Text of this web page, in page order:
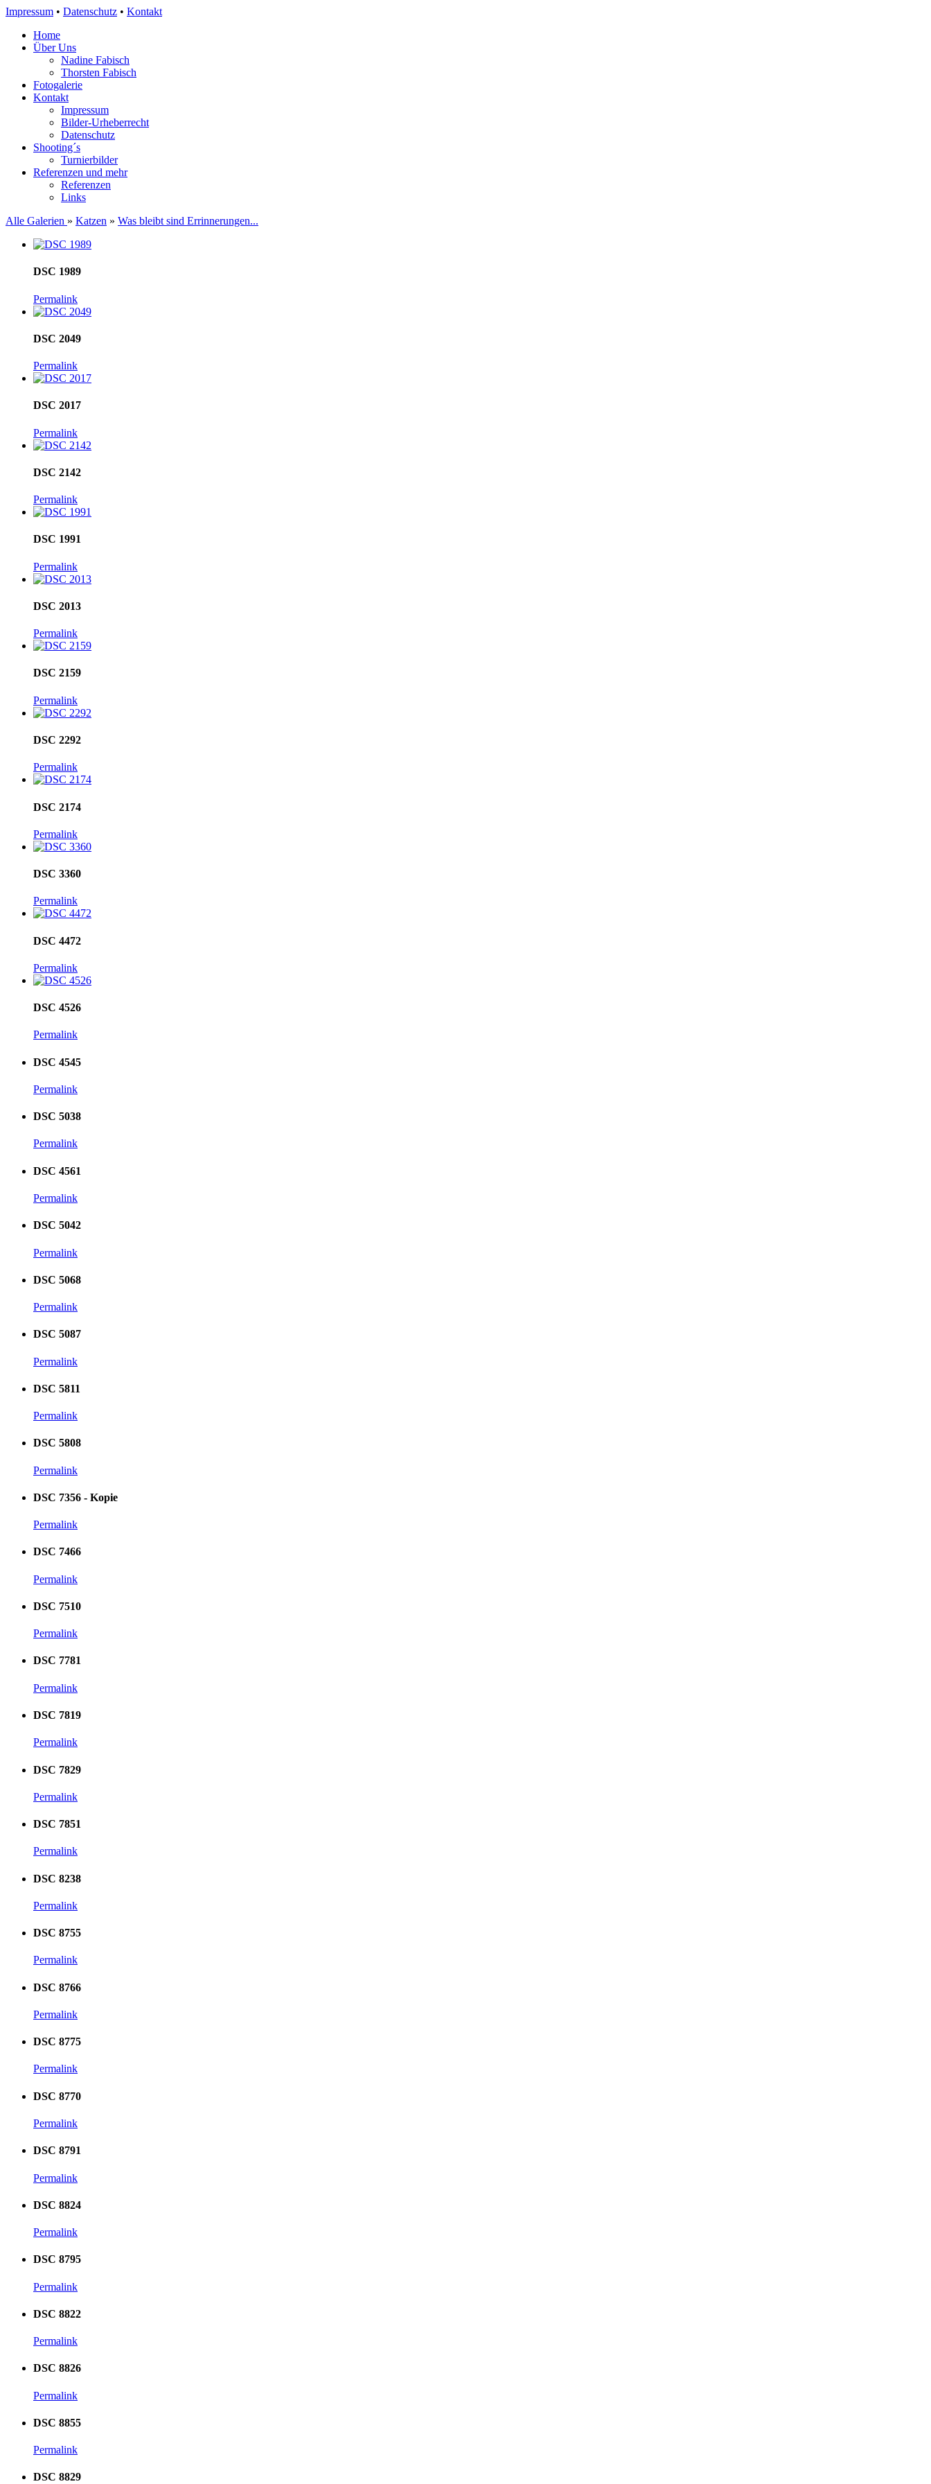
Impressum • Datenschutz • Kontakt
Home
Über Uns
Nadine Fabisch
Thorsten Fabisch
Fotogalerie
Kontakt
Impressum
Bilder-Urheberrecht
Datenschutz
Shooting´s
Turnierbilder
Referenzen und mehr
Referenzen
Links
Alle Galerien » Katzen » Was bleibt sind Errinnerungen...
DSC 1989
Permalink
DSC 2049
Permalink
DSC 2017
Permalink
DSC 2142
Permalink
DSC 1991
Permalink
DSC 2013
Permalink
DSC 2159
Permalink
DSC 2292
Permalink
DSC 2174
Permalink
DSC 3360
Permalink
DSC 4472
Permalink
DSC 4526
Permalink
DSC 4545
Permalink
DSC 5038
Permalink
DSC 4561
Permalink
DSC 5042
Permalink
DSC 5068
Permalink
DSC 5087
Permalink
DSC 5811
Permalink
DSC 5808
Permalink
DSC 7356 - Kopie
Permalink
DSC 7466
Permalink
DSC 7510
Permalink
DSC 7781
Permalink
DSC 7819
Permalink
DSC 7829
Permalink
DSC 7851
Permalink
DSC 8238
Permalink
DSC 8755
Permalink
DSC 8766
Permalink
DSC 8775
Permalink
DSC 8770
Permalink
DSC 8791
Permalink
DSC 8824
Permalink
DSC 8795
Permalink
DSC 8822
Permalink
DSC 8826
Permalink
DSC 8855
Permalink
DSC 8829